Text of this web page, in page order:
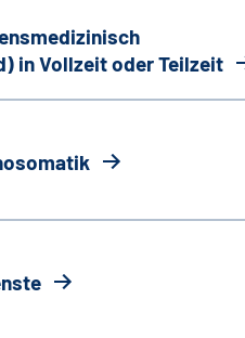
in Vollzeit oder Teilzeit